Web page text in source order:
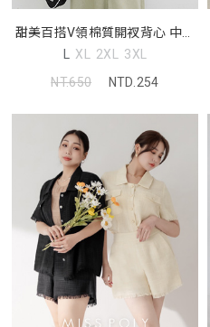
甜美百搭V領棉質開衩背心 中大
尺碼上衣
L XL 2XL 3XL
NT.650
NTD.254